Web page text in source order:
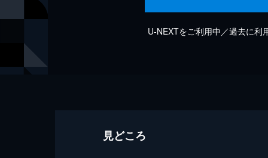
U-NEXTをご利用中／過去に利
見どころ